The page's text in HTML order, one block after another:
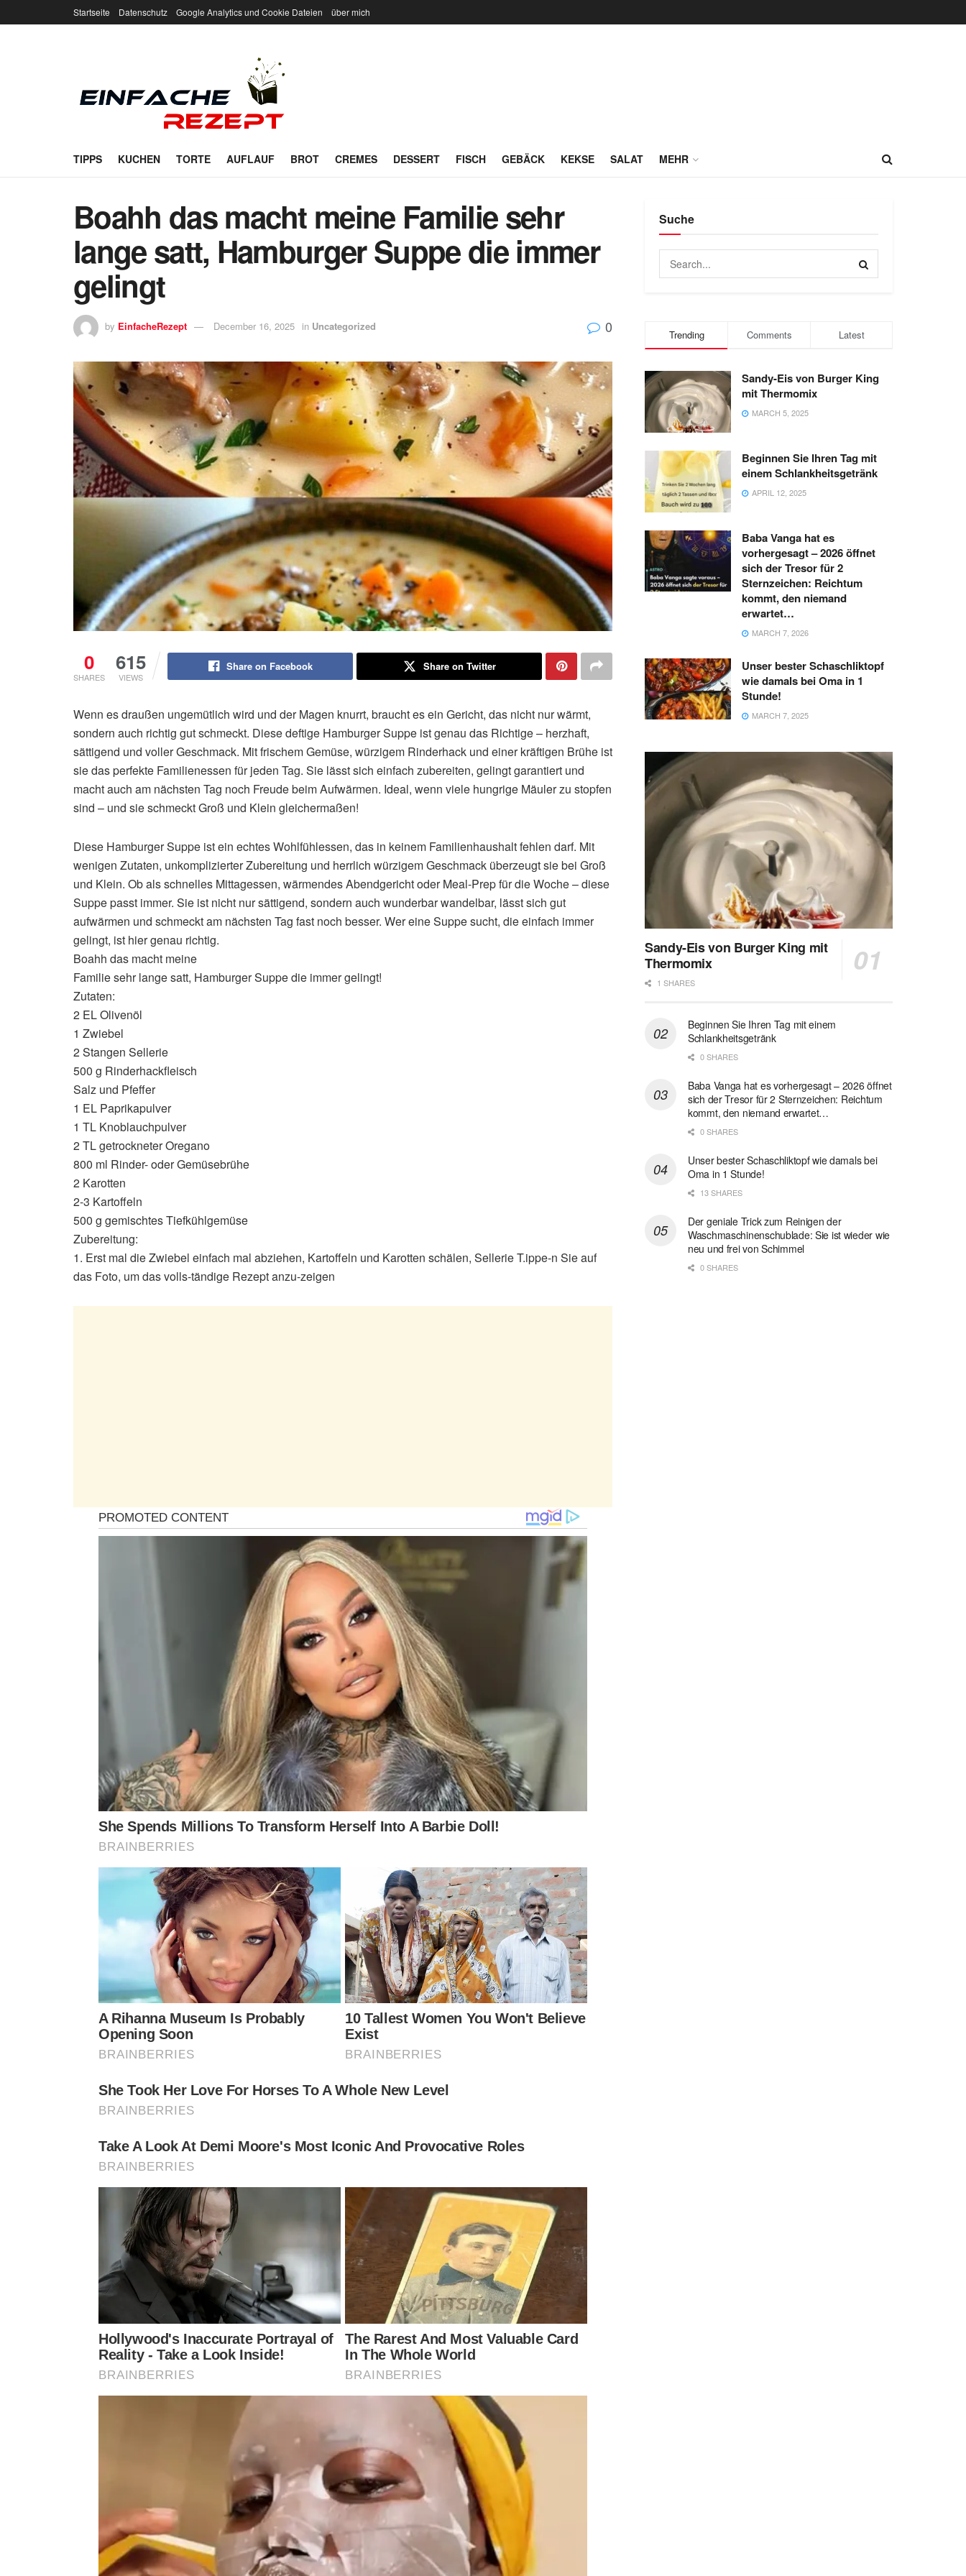
Startseite Datenschutz Google Analytics und Cookie Dateien über mich
TIPPS KUCHEN TORTE AUFLAUF BROT CREMES DESSERT FISCH GEBÄCK KEKSE SALAT MEHR
Boahh das macht meine Familie sehr
lange satt, Hamburger Suppe die immer
gelingt
by EinfacheRezept December 16, 2025 in Uncategorized 0
0
SHARES
615
VIEWS
Share on Facebook Share on Twitter
Wenn es draußen ungemütlich wird und der Magen knurrt, braucht es ein Gericht, das nicht nur wärmt,
sondern auch richtig gut schmeckt. Diese deftige Hamburger Suppe ist genau das Richtige – herzhaft,
sättigend und voller Geschmack. Mit frischem Gemüse, würzigem Rinderhack und einer kräftigen Brühe ist
sie das perfekte Familienessen für jeden Tag. Sie lässt sich einfach zubereiten, gelingt garantiert und
macht auch am nächsten Tag noch Freude beim Aufwärmen. Ideal, wenn viele hungrige Mäuler zu stopfen
sind – und sie schmeckt Groß und Klein gleichermaßen!
Diese Hamburger Suppe ist ein echtes Wohlfühlessen, das in keinem Familienhaushalt fehlen darf. Mit
wenigen Zutaten, unkomplizierter Zubereitung und herrlich würzigem Geschmack überzeugt sie bei Groß
und Klein. Ob als schnelles Mittagessen, wärmendes Abendgericht oder Meal-Prep für die Woche – diese
Suppe passt immer. Sie ist nicht nur sättigend, sondern auch wunderbar wandelbar, lässt sich gut
aufwärmen und schmeckt am nächsten Tag fast noch besser. Wer eine Suppe sucht, die einfach immer
gelingt, ist hier genau richtig.
Boahh das macht meine
Familie sehr lange satt, Hamburger Suppe die immer gelingt!
Zutaten:
2 EL Olivenöl
1 Zwiebel
2 Stangen Sellerie
500 g Rinderhackfleisch
Salz und Pfeffer
1 EL Paprikapulver
1 TL Knoblauchpulver
2 TL getrockneter Oregano
800 ml Rinder- oder Gemüsebrühe
2 Karotten
2-3 Kartoffeln
500 g gemischtes Tiefkühlgemüse
Zubereitung:
1. Erst mal die Zwiebel einfach mal abziehen, Kartoffeln und Karotten schälen, Sellerie T.ippe-n Sie auf
das Foto, um das volls-tändige Rezept anzu-zeigen
Suche
Trending Comments Latest
Sandy-Eis von Burger King
mit Thermomix
MARCH 5, 2025
Beginnen Sie Ihren Tag mit
einem Schlankheitsgetränk
APRIL 12, 2025
Baba Vanga hat es
vorhergesagt – 2026 öffnet
sich der Tresor für 2
Sternzeichen: Reichtum
kommt, den niemand
erwartet…
MARCH 7, 2026
Unser bester Schaschliktopf
wie damals bei Oma in 1
Stunde!
MARCH 7, 2025
Sandy-Eis von Burger King mit
Thermomix
1 SHARES
Beginnen Sie Ihren Tag mit einem
Schlankheitsgetränk
0 SHARES
Baba Vanga hat es vorhergesagt – 2026 öffnet
sich der Tresor für 2 Sternzeichen: Reichtum
kommt, den niemand erwartet…
0 SHARES
Unser bester Schaschliktopf wie damals bei
Oma in 1 Stunde!
13 SHARES
Der geniale Trick zum Reinigen der
Waschmaschinenschublade: Sie ist wieder wie
neu und frei von Schimmel
0 SHARES